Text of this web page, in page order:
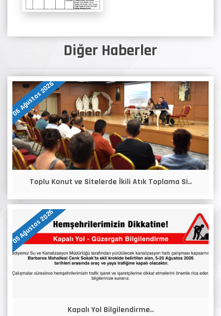
Diğer Haberler
06 Ağustos 2026
Toplu Konut ve Sitelerde İkili Atık Toplama Si..
05 Ağustos 2026
Kapalı Yol Bilgilendirme..